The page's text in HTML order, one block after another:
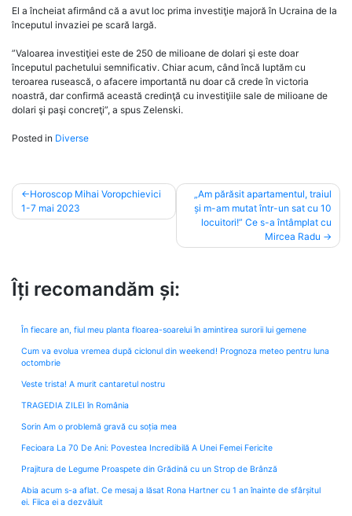
El a încheiat afirmând că a avut loc prima investiţie majoră în Ucraina de la
începutul invaziei pe scară largă.
”Valoarea investiţiei este de 250 de milioane de dolari şi este doar
începutul pachetului semnificativ. Chiar acum, când încă luptăm cu
teroarea rusească, o afacere importantă nu doar că crede în victoria
noastră, dar confirmă această credinţă cu investiţiile sale de milioane de
dolari şi paşi concreţi”, a spus Zelenski.
Posted in Diverse
Post
navigation
Horoscop Mihai Voropchievici
1-7 mai 2023
„Am părăsit apartamentul, traiul
și m-am mutat într-un sat cu 10
locuitori!” Ce s-a întâmplat cu
Mircea Radu
Îți recomandăm și:
În fiecare an, fiul meu planta floarea-soarelui în amintirea surorii lui gemene
Cum va evolua vremea după ciclonul din weekend! Prognoza meteo pentru luna
octombrie
Veste trista! A murit cantaretul nostru
TRAGEDIA ZILEI în România
Sorin Am o problemă gravă cu soția mea
Fecioara La 70 De Ani: Povestea Incredibilă A Unei Femei Fericite
Prajitura de Legume Proaspete din Grădină cu un Strop de Brânză
Abia acum s-a aflat. Ce mesaj a lăsat Rona Hartner cu 1 an înainte de sfârșitul
ei. Fiica ei a dezvăluit